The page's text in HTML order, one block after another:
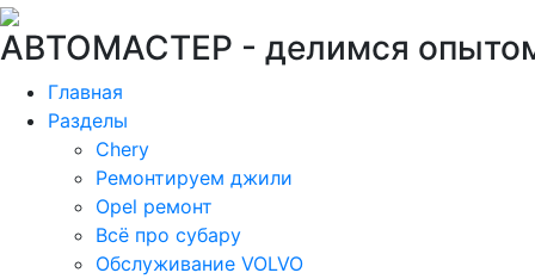
АВТОМАСТЕР - делимся
Главная
Разделы
Chery
Ремонтируем джили
Opel ремонт
Всё про субару
Обслуживание VOLVO